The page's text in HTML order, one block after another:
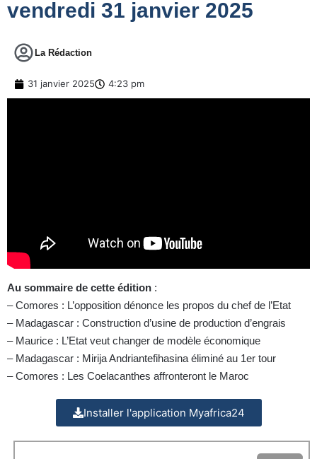
vendredi 31 janvier 2025
La Rédaction
31 janvier 2025 4:23 pm
Au sommaire de cette édition :
– Comores : L’opposition dénonce les propos du chef de l’Etat
– Madagascar : Construction d’usine de production d’engrais
– Maurice : L’Etat veut changer de modèle économique
– Madagascar : Mirija Andriantefihasina éliminé au 1er tour
– Comores : Les Coelacanthes affronteront le Maroc
Installer l'application Myafrica24